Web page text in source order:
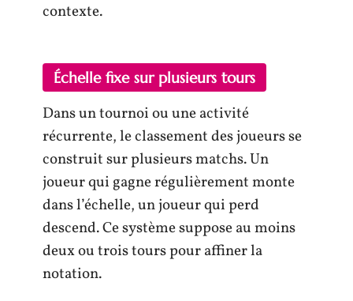
contexte.
Échelle fixe sur plusieurs tours
Dans un tournoi ou une activité
récurrente, le classement des joueurs se
construit sur plusieurs matchs. Un
joueur qui gagne régulièrement monte
dans l’échelle, un joueur qui perd
descend. Ce système suppose au moins
deux ou trois tours pour affiner la
notation.